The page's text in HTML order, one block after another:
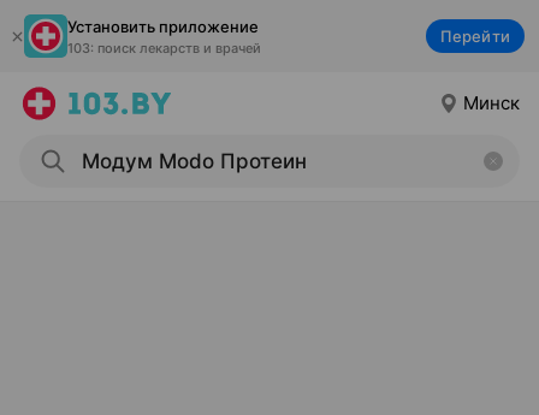
Установить приложение
103: поиск лекарств и врачей
Перейти
Минск